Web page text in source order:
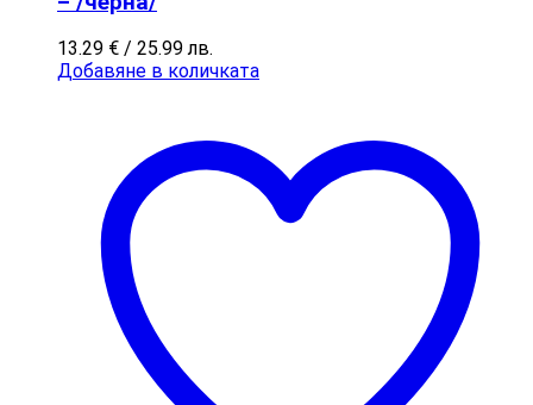
13.29 € / 25.99 лв.
Добавяне в количката